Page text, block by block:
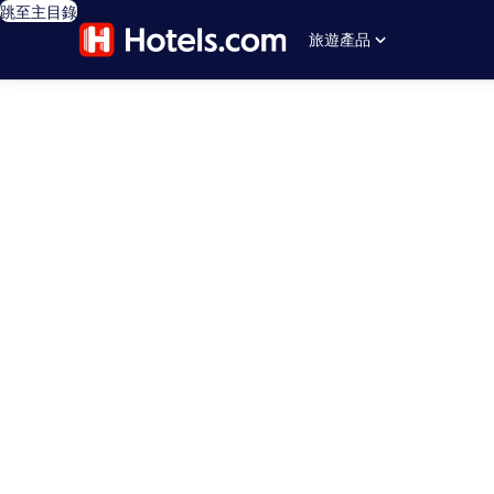
跳至主目錄
旅遊產品